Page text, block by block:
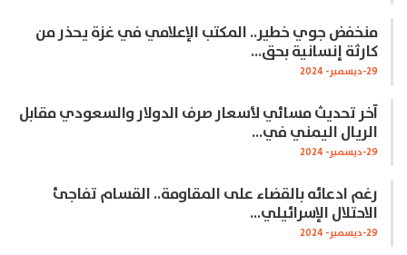
منخفض جوي خطير.. المكتب الإعلامي في غزة يحذر من
كارثة إنسانية بحق…
29-ديسمبر- 2024
آخر تحديث مسائي لأسعار صرف الدولار والسعودي مقابل
الريال اليمني في…
29-ديسمبر- 2024
رغم ادعائه بالقضاء على المقاومة.. القسام تفاجئ
الاحتلال الإسرائيلي…
29-ديسمبر- 2024